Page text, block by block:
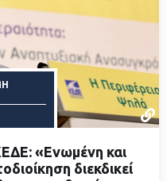
«Ενωμένη και
διεκδικεί